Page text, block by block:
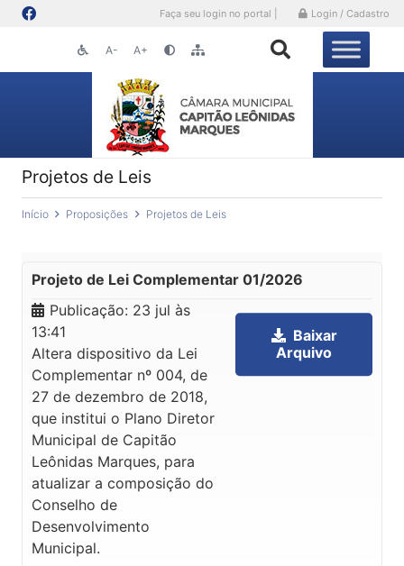
Faça seu login no portal | Login / Cadastro
A- A+
Projetos de Leis
Início Proposições Projetos de Leis
Projeto de Lei Complementar 01/2026
Publicação: 23 jul às
13:41
Altera dispositivo da Lei
Complementar nº 004, de
27 de dezembro de 2018,
que institui o Plano Diretor
Municipal de Capitão
Leônidas Marques, para
atualizar a composição do
Conselho de
Desenvolvimento
Municipal.
Baixar
Arquivo